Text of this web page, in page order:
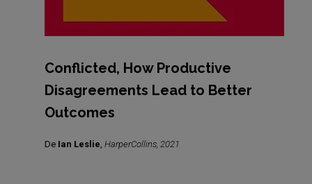
Conflicted, How Productive
Disagreements Lead to Better
Outcomes
De Ian Leslie HarperCollins, 2021